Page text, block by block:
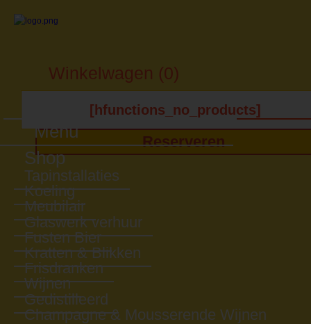
Winkelwagen (0)
[hfunctions_no_products]
Reserveren
Menu
Shop
Tapinstallaties
Koeling
Meubilair
Glaswerk verhuur
Fusten Bier
Kratten & Blikken
Frisdranken
Wijnen
Gedistilleerd
Champagne & Mousserende Wijnen